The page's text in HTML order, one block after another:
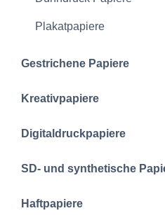
Plakatpapiere
Gestrichene Papiere
Kreativpapiere
Digitaldruckpapiere
SD- und synthetische
Haftpapiere